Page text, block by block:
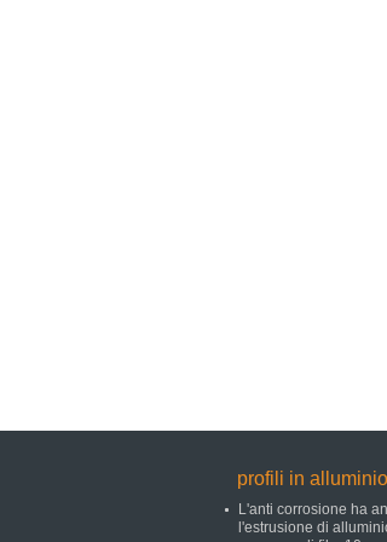
profili in
L'anti corrosione ha
l'estrusione di